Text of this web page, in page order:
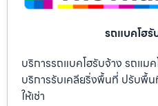
รถแบคโฮ
บริการรถแบคโฮรับจ้าง รถแม
บริการรับเคลียริ่งพื้นที่ ปรับพื้
ให้เช่า